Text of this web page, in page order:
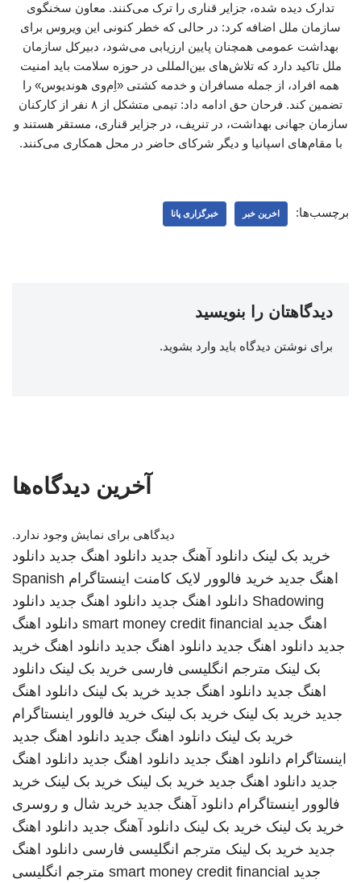
تدارک دیده شده، جزایر قناری را ترک می‌کنند. معاون سخنگوی
سازمان ملل اضافه کرد: در حالی که خطر کنونی این ویروس برای
بهداشت عمومی همچنان پایین ارزیابی می‌شود، دبیرکل سازمان
ملل تاکید دارد که تلاش‌های بین‌المللی در حوزه سلامت باید امنیت
همه افراد، از جمله مسافران و خدمه کشتی «اِم‌وی هوندیوس» را
تضمین کند. فرحان حق ادامه داد: تیمی متشکل از ۸ نفر از کارکنان
سازمان جهانی بهداشت، در تنریف، در جزایر قناری، مستقر هستند و
با مقام‌های اسپانیا و دیگر شرکای حاضر در محل همکاری می‌کنند.
برچسب‌ها: اخرین خبر خبرگزاری پانا
دیدگاهتان را بنویسید
برای نوشتن دیدگاه باید وارد بشوید.
آخرین دیدگاه‌ها
دیدگاهی برای نمایش وجود ندارد.
خرید بک لینک دانلود آهنگ جدید دانلود اهنگ جدید دانلود
اهنگ جدید خرید فالوور لایک کامنت اینستاگرام Spanish
Shadowing دانلود اهنگ جدید دانلود اهنگ جدید دانلود
اهنگ جدید smart money credit financial دانلود اهنگ
جدید دانلود اهنگ جدید دانلود اهنگ جدید دانلود اهنگ خرید
بک لینک مترجم انگلیسی فارسی خرید بک لینک دانلود
اهنگ جدید دانلود اهنگ جدید خرید بک لینک دانلود اهنگ
جدید خرید بک لینک خرید بک لینک خرید فالوور اینستاگرام
خرید بک لینک دانلود اهنگ جدید دانلود اهنگ جدید
اینستاگرام دانلود اهنگ جدید دانلود اهنگ جدید دانلود اهنگ
جدید دانلود اهنگ جدید خرید بک لینک خرید بک لینک خرید
فالوور اینستاگرام دانلود آهنگ جدید خرید شال و روسری
خرید بک لینک خرید بک لینک دانلود آهنگ جدید دانلود اهنگ
جدید خرید بک لینک مترجم انگلیسی فارسی دانلود اهنگ
جدید smart money credit financial مترجم انگلیسی